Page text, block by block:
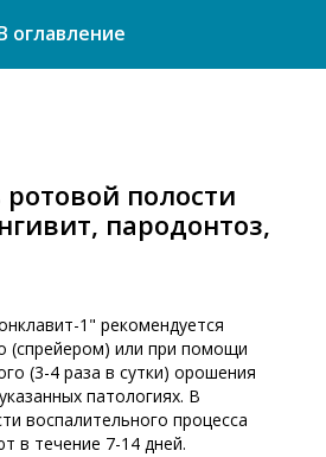
оглавление
полости
пародонтоз,
1" рекомендуется
(спрейером) или при помощи
(3-4 раза в сутки) орошения
патологиях. В
воспалительного процесса
в течение 7-14 дней.